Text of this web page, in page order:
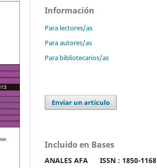
Información
Para lectores/as
Para autores/as
Para bibliotecarios/as
Enviar un artículo
Incluido en Bases
ANALES AFA ISSN : 1850-1168